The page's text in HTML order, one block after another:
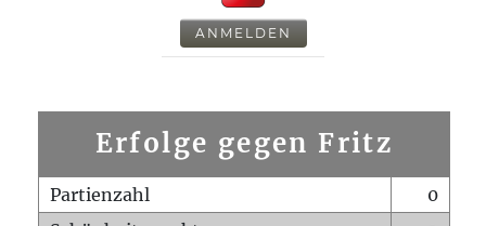
ANMELDEN
Erfolge gegen Fritz
Partienzahl
0